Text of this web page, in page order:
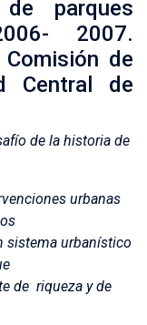
parques
2007.
de
Central de
de la historia de
urbanas
sistema urbanístico
de riqueza y de